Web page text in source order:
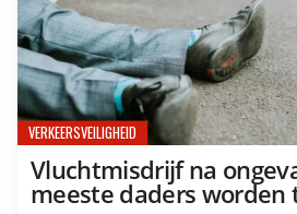
VERKEERSVEILIGHEID
Vluchtmisdrijf na
meeste daders worden